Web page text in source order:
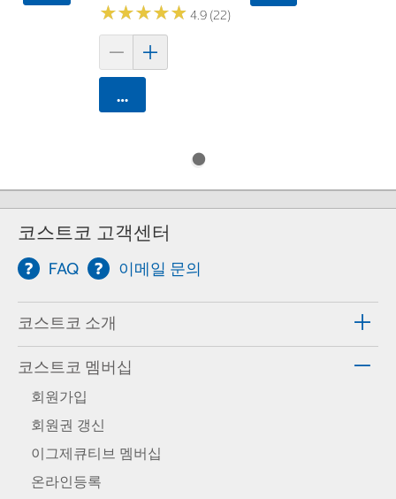
★★★★★
★★★★★ 4.9 (22)
카트에 담기
코스트코 고객센터
FAQ 이메일 문의
코스트코 소개
코스트코 멤버십
회원가입
회원권 갱신
이그제큐티브 멤버십
온라인등록